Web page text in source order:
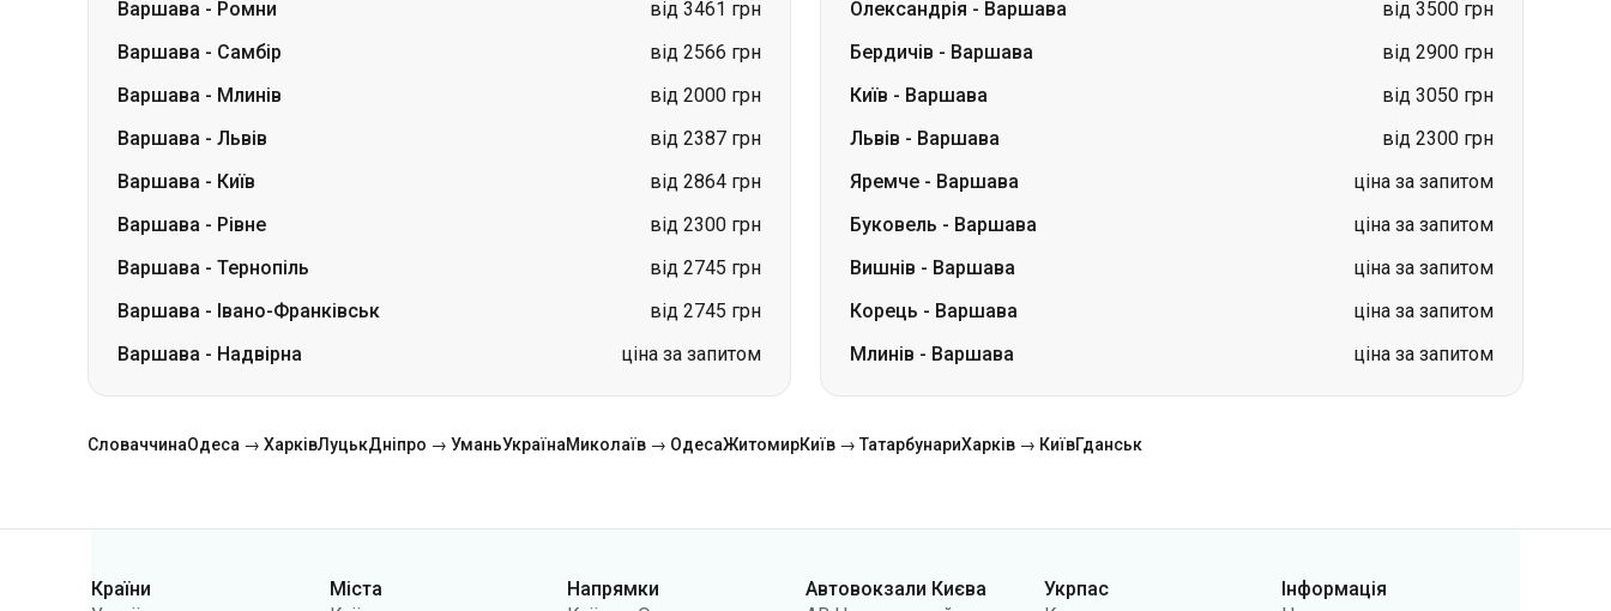
Варшава - Львів
від 2387 грн
Варшава - Київ
від 2864 грн
Варшава - Рівне
від 2300 грн
Варшава - Тернопіль
від 2745 грн
Варшава - Івано-Франківськ
від 2745 грн
Варшава - Надвірна ціна за запитом
Львів-Варшава
від 2300 грн
Яремче- Варшава
ціна за запитом
Буковель-Варшава
ціна за запитом
Вишнів -Варшава
ціна за запитом
Корець- Варшава
ціна за запитом
Млинів-Варшава ціна за запитом
СловаччинаОдеса → ХарківЛуцькДніпро → Умань Миколаїв → ОдесаЖитомир Київ → ТатарбунариХарків → Київ
Німеччина
Чехія
Дніпро
Львів
Варшава → Дніпро
Дніпро → Одеса
АС Південна
АС Дарниця
Політики
конфіденційності
Повернення квитків
Карта сайту